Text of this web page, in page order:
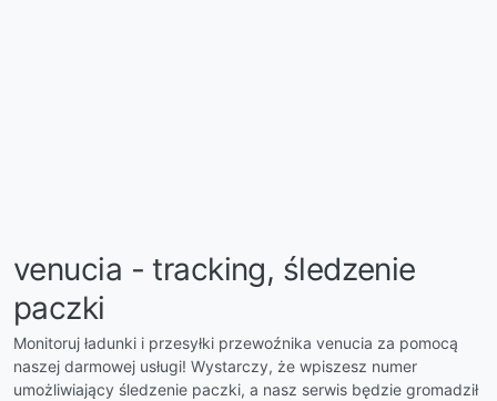
venucia - tracking, śledzenie
paczki
Monitoruj ładunki i przesyłki przewoźnika venucia za pomocą
naszej darmowej usługi! Wystarczy, że wpiszesz numer
umożliwiający śledzenie paczki, a nasz serwis będzie gromadził